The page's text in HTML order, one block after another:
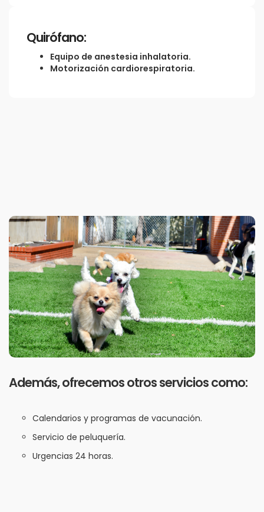
Quirófano:
Equipo de anestesia inhalatoria.
Motorización cardiorespiratoria.
Además, ofrecemos otros servicios como:
Calendarios y programas de vacunación.
Servicio de peluquería.
Urgencias 24 horas.